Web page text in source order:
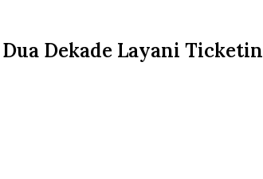
Dua Dekade Layani